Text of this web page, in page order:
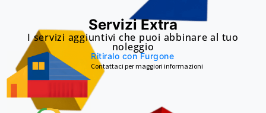
Servizi Extra
I servizi aggiuntivi che puoi abbinare al tuo
noleggio
Ritiralo con Furgone
Contattaci per maggiori informazioni